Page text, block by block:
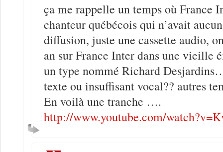
ça me rappelle un temps où France
chanteur québécois qui n’avait
diffusion, juste une cassette audio,
an sur France Inter dans une vieille
un type nommé Richard
texte ou insuffisant vocal?? autres
En voilà une tranche ….
http://www.youtube.com/